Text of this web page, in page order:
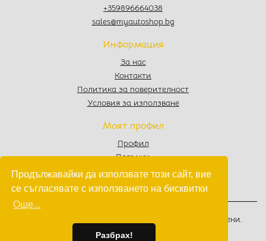
Продължавайки да използвате този сайт, вие
се съгласявате с използването на бисквитки
Още...
Разбрах!
+359896664038
sales@myautoshop.bg
Информация
За нас
Контакти
Политика за поверителност
Условия за използване
Моят профил
Профил
Поръчки
Любими
Количка
. Всички права запазени.
Изработка на софтуер